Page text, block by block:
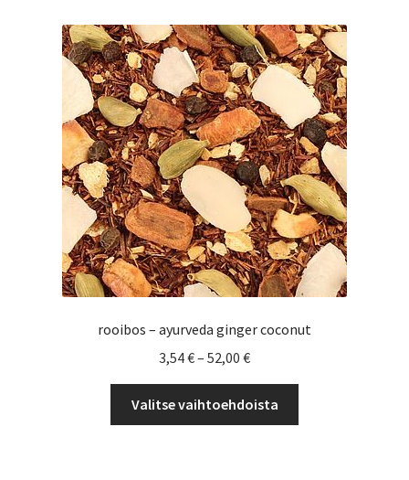
Voit
tehdä
valinnat
tuotteen
sivulla.
rooibos – ayurveda ginger coconut
3,54€– 52,00 €Hintaluokka:
-
52,00 €
Valitse vaihtoehdoista